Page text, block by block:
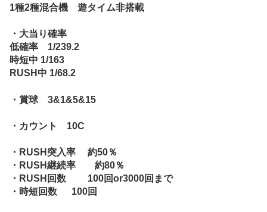
1種2種混合機 遊タイム非搭載
・大当り確率
低確率 1/239.2
時短中 1/163
RUSH中 1/68.2
・賞球 3&1&5&15
・カウント 10C
・RUSH突入率 約50％
・RUSH継続率 約80％
・RUSH回数 100回or3000回まで
・時短回数 100回